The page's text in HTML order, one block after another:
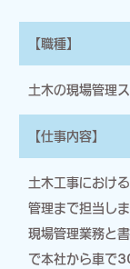
【職種】
土木の現場管理
【仕事内容】
土木工事におけ
管理まで担当しま
現場管理業務と
で本社から車で